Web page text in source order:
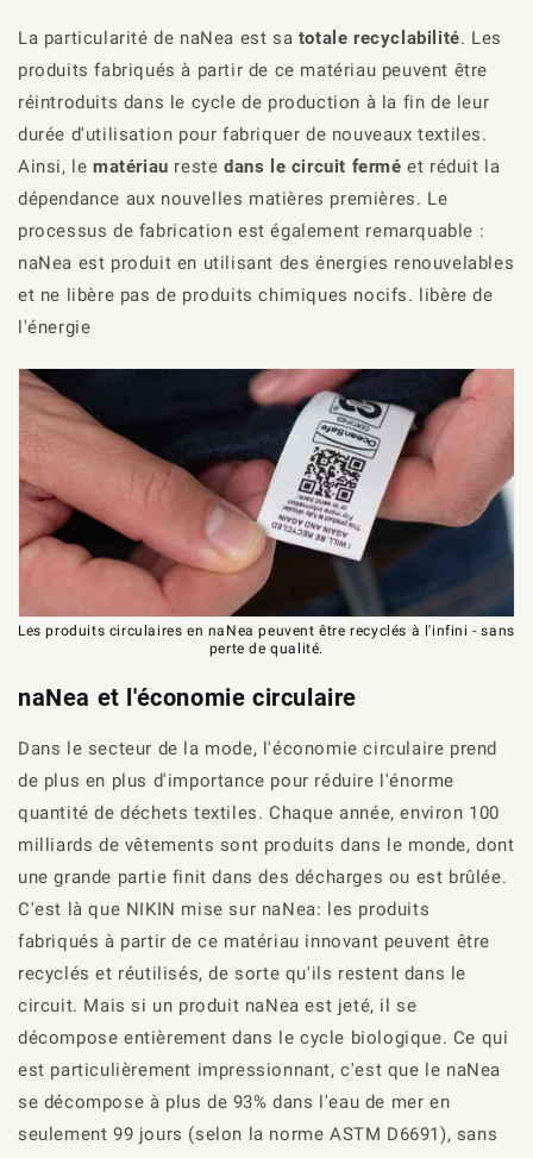
La particularité de naNea est sa totale recyclabilité. Les
produits fabriqués à partir de ce matériau peuvent être
réintroduits dans le cycle de production à la fin de leur
durée d'utilisation pour fabriquer de nouveaux textiles.
Ainsi, le matériau restedans le circuit fermé et réduit la
dépendance aux nouvelles matières premières. Le
processus de fabrication est également remarquable :
naNea est produit en utilisant des énergies renouvelables
et ne libère pas de produits chimiques nocifs. libère de
l'énergie
Les produits circulaires en naNea peuvent être recyclés à l'infini - sans
perte de qualité.
naNea et l'économie circulaire
Dans le secteur de la mode, l'économie circulaire prend
de plus en plus d'importance pour réduire l'énorme
quantité de déchets textiles. Chaque année, environ 100
milliards de vêtements sont produits dans le monde, dont
une grande partie finit dans des décharges ou est brûlée.
C'est là que NIKIN mise sur naNea: les produits
fabriqués à partir de ce matériau innovant peuvent être
recyclés et réutilisés, de sorte qu'ils restent dans le
circuit. Mais si un produit naNea est jeté, il se
décompose entièrement dans le cycle biologique. Ce qui
est particulièrement impressionnant,c'est que le naNea
se décompose à plus de 93% dans l'eau de mer en
seulement 99 jours (selon la norme ASTM D6691), sans